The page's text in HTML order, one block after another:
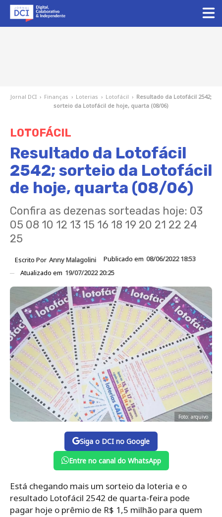
Jornal DCI › Finanças › Loterias › Lotofácil › Resultado da Lotofácil 2542;
sorteio da Lotofácil de hoje, quarta (08/06)
LOTOFÁCIL
Resultado da Lotofácil
2542; sorteio da Lotofácil
de hoje, quarta (08/06)
Confira as dezenas sorteadas hoje: 03
05 08 10 12 13 15 16 18 19 20 21 22 24
25
Escrito Por Anny Malagolini Publicado em 08/06/2022 18:53
Atualizado em 19/07/2022 20:25
Foto: arquivo
Siga o DCI no Google
Entre no canal do WhatsApp
Está chegando mais um sorteio da loteria e o
resultado Lotofácil 2542 de quarta-feira pode
pagar hoje o prêmio de R$ 1,5 milhão para quem